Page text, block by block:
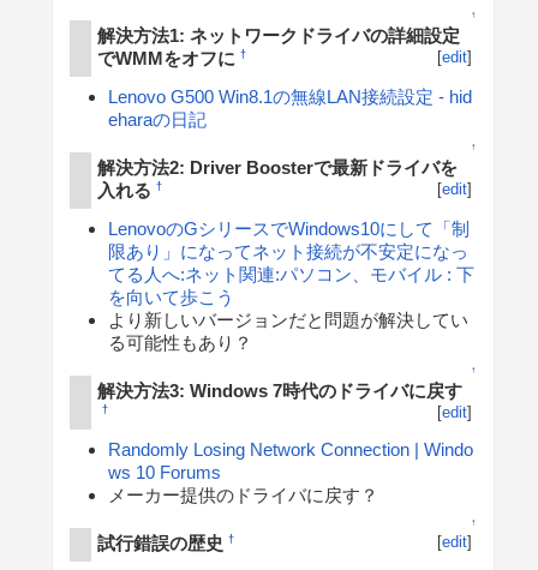
↑
解決方法1: ネットワークドライバの詳細設定
でWMMをオフに † [edit]
Lenovo G500 Win8.1の無線LAN接続設定 - hid
eharaの日記
↑
解決方法2: Driver Boosterで最新ドライバを
入れる † [edit]
LenovoのGシリースでWindows10にして「制
限あり」になってネット接続が不安定になっ
てる人へ:ネット関連:パソコン、モバイル : 下
を向いて歩こう
より新しいバージョンだと問題が解決してい
る可能性もあり？
↑
解決方法3: Windows 7時代のドライバに戻す
† [edit]
Randomly Losing Network Connection | Windo
ws 10 Forums
メーカー提供のドライバに戻す？
↑
試行錯誤の歴史 † [edit]